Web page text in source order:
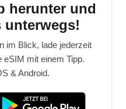
herunter und
unterwegs!
im Blick, lade jederzeit
eSIM mit einem Tipp.
& Android.